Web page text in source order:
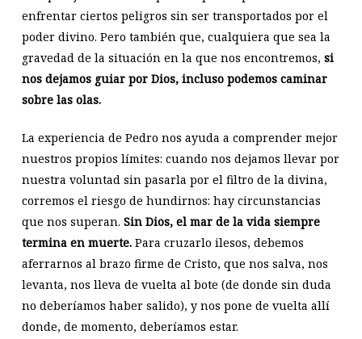
enfrentar ciertos peligros sin ser transportados por el
poder divino. Pero también que, cualquiera que sea la
gravedad de la situación en la que nos encontremos, si
nos dejamos guiar por Dios, incluso podemos caminar
sobre las olas.
La experiencia de Pedro nos ayuda a comprender mejor
nuestros propios límites: cuando nos dejamos llevar por
nuestra voluntad sin pasarla por el filtro de la divina,
corremos el riesgo de hundirnos: hay circunstancias
que nos superan. Sin Dios, el mar de la vida siempre
termina en muerte. Para cruzarlo ilesos, debemos
aferrarnos al brazo firme de Cristo, que nos salva, nos
levanta, nos lleva de vuelta al bote (de donde sin duda
no deberíamos haber salido), y nos pone de vuelta allí
donde, de momento, deberíamos estar.